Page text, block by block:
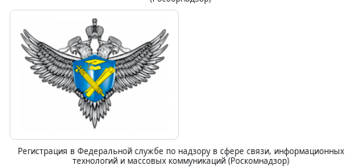
Регистрация в Федеральной службе по надзору в сфере связи, информационных
технологий и массовых коммуникаций (Роскомнадзор)